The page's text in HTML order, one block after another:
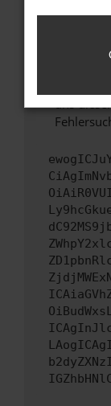
Wende
Wenn
uns